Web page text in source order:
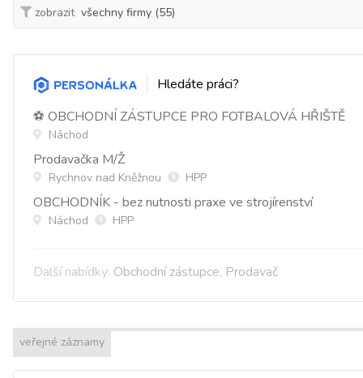
zobrazit
Hledáte práci?
⚽ OBCHODNÍ ZÁSTUPCE PRO FOTBALOVÁ HŘIŠTĚ
Náchod
Prodavačka M/Ž
Rychnov nad Kněžnou HPP
OBCHODNÍK - bez nutnosti praxe ve strojírenství
Náchod HPP
Další nabídky: Obchodní zástupce, Prodavač
veřejné záznamy